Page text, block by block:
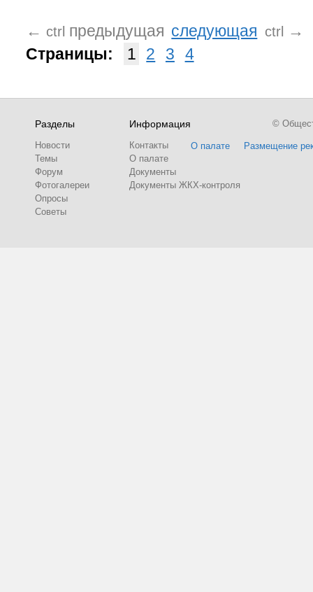
← ctrl предыдущая следующая ctrl
→
Страницы:
1 2 3 4
Разделы
Новости
Темы
Форум
Фотогалереи
Опросы
Советы
Информация
Контакты
О палате
Документы
Документы ЖКХ-контроля
О палате Размещение
©